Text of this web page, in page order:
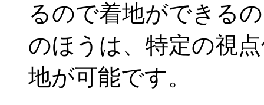
るので着地ができる
のほうは、特定の視
地が可能です。